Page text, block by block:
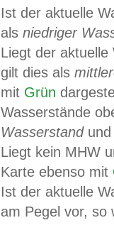
Ist der aktuelle
als niedriger
Liegt der
gilt dies als
mit Grün
Wasserstände
Wasserstandund
Liegt kein MHW
Karte ebenso mit
Ist der aktuelle
am Pegel vor,